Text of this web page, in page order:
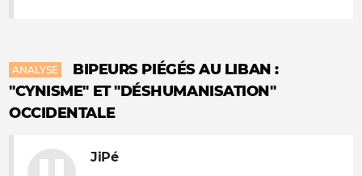
ANALYSE
BIPEURS PIÉGÉS AU LIBAN :
"CYNISME" ET "DÉSHUMANISATION"
OCCIDENTALE
JiPé